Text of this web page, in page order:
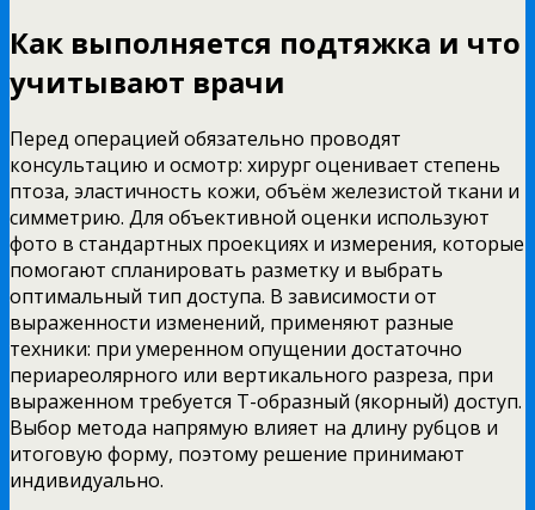
Как выполняется подтяжка и что
учитывают врачи
Перед операцией обязательно проводят
консультацию и осмотр: хирург оценивает степень
птоза, эластичность кожи, объём железистой ткани и
симметрию. Для объективной оценки используют
фото в стандартных проекциях и измерения, которые
помогают спланировать разметку и выбрать
оптимальный тип доступа. В зависимости от
выраженности изменений, применяют разные
техники: при умеренном опущении достаточно
периареолярного или вертикального разреза, при
выраженном требуется Т-образный (якорный) доступ.
Выбор метода напрямую влияет на длину рубцов и
итоговую форму, поэтому решение принимают
индивидуально.